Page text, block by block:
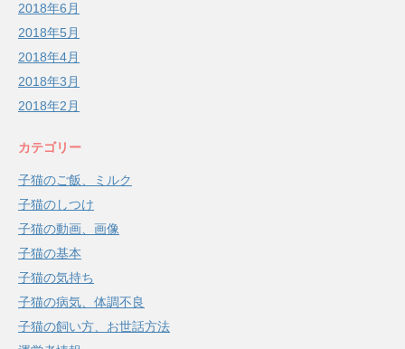
2018年6月
2018年5月
2018年4月
2018年3月
2018年2月
カテゴリー
子猫のご飯、ミルク
子猫のしつけ
子猫の動画、画像
子猫の基本
子猫の気持ち
子猫の病気、体調不良
子猫の飼い方、お世話方法